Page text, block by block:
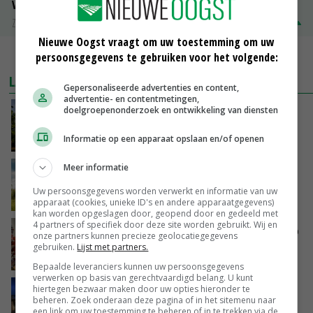
Volle melkpoeder
Zuivel NL
€ 345,00
MEER MARKTPRIJZEN
LAATSTE NIEUWS
Kamervragen over onttrekkingsverbod,
VANDAAG, 16:27
‘Rendement van Krullvarkens komt van de
VANDAAG, 15:30
Oorlogen en El Niño stuwen voedselprijzen op
Nettowinst Royal A-ware onder druk ondanks
hogere omzet
Nieuwe Oogst vraagt om uw toestemming om uw
persoonsgegevens te gebruiken voor het volgende:
Gepersonaliseerde advertenties en content,
advertentie- en contentmetingen,
doelgroepenonderzoek en ontwikkeling van diensten
Informatie op een apparaat opslaan en/of openen
Meer informatie
Uw persoonsgegevens worden verwerkt en informatie van uw
apparaat (cookies, unieke ID's en andere apparaatgegevens)
kan worden opgeslagen door, geopend door en gedeeld met
4 partners of specifiek door deze site worden gebruikt. Wij en
onze partners kunnen precieze geolocatiegegevens
gebruiken. Lijst met partners.
Bepaalde leveranciers kunnen uw persoonsgegevens
verwerken op basis van gerechtvaardigd belang. U kunt
hiertegen bezwaar maken door uw opties hieronder te
beheren. Zoek onderaan deze pagina of in het sitemenu naar